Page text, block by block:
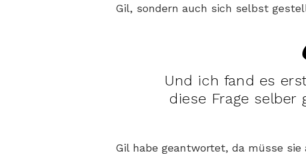
Gil, sondern auch sich selbst
Und ich fand es
diese Frage selber
Gil habe geantwortet, da müsse sie